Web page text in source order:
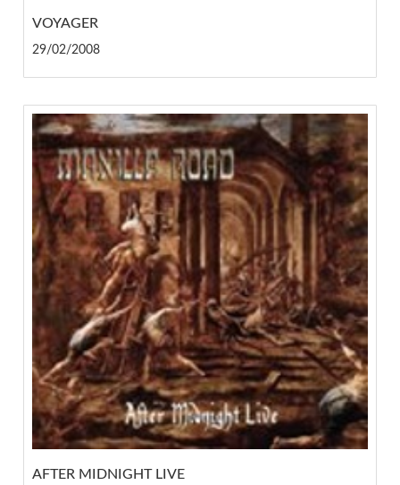
VOYAGER
29/02/2008
AFTER MIDNIGHT LIVE